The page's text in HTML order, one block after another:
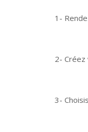
1-
2-
3-